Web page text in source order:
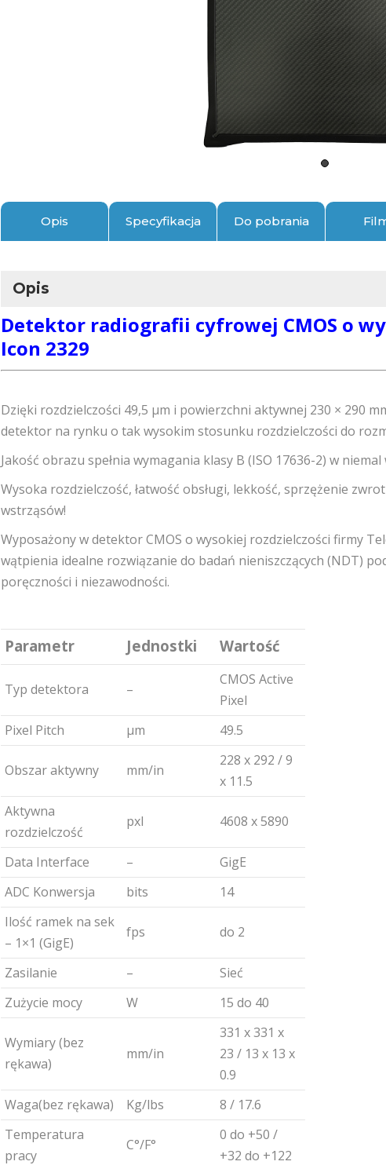
Opis Specyfikacja Do pobrania
Opis
Detektor radiografii cyfrowej CMOS o
Icon 2329
Dzięki rozdzielczości 49,5 µm i powierzchni aktywnej 230 × 290
detektor na rynku o tak wysokim stosunku rozdzielczości do
Jakość obrazu spełnia wymagania klasy B (ISO 17636-2) w
Wysoka rozdzielczość, łatwość obsługi, lekkość, sprzężenie
wstrząsów!
Wyposażony w detektor CMOS o wysokiej rozdzielczości firmy
wątpienia idealne rozwiązanie do badań nieniszczących (NDT)
poręczności i niezawodności.
Parametr Jednostki Wartość
Typ detektora –
CMOS Active
Pixel
Pixel Pitch
µm 49.5
Obszar aktywny mm/in
228 x 292 / 9
x 11.5
Aktywna
rozdzielczość
pxl 4608 x 5890
Data Interface –
GigE
ADC Konwersja
bits
14
Ilość ramek na sek
– 1×1 (GigE)
fps do 2
Zasilanie –
Sieć
Zużycie mocy
W 15 do 40
Wymiary (bez
rękawa)
mm/in
331 x 331 x
23 / 13 x 13 x
0.9
Waga(bez rękawa)
Kg/lbs
8 / 17.6
Temperatura
pracy
C°/F°
0 do +50 /
+32 do +122